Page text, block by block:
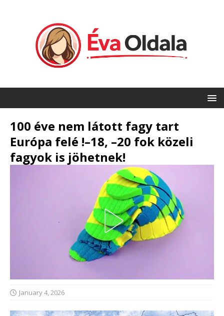
100 éve nem látott fagy tart
Európa felé !–18, –20 fok közeli
fagyok is jöhetnek!
January 4, 2026